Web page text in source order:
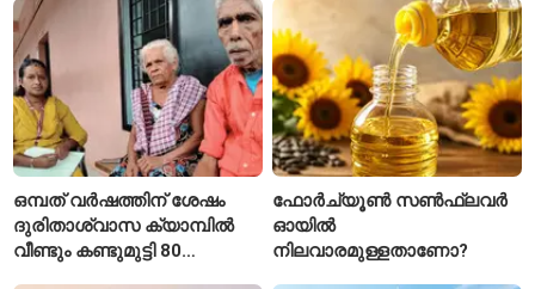
ഒമ്പത് വർഷത്തിന് ശേഷം
ദുരിതാശ്വാസ ക്യാമ്പിൽ
വീണ്ടും കണ്ടുമുട്ടി 80
ഫോർച്യൂൺ സൺഫ്ലവർ
ഓയിൽ
നിലവാരമുള്ളതാണോ?